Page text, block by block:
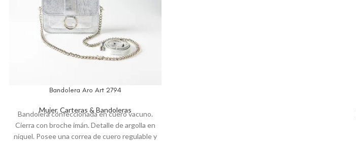
Bandolera Aro Art 2794
Mujer, Carteras & Bandoleras
Bandolera confeccionada en cuero vacuno.
Cierra con broche imán. Detalle de argolla en
níquel. Posee una correa de cuero regulable y